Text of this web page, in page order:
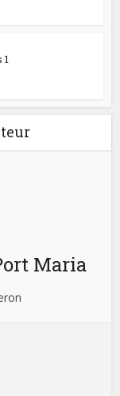
1
Maria